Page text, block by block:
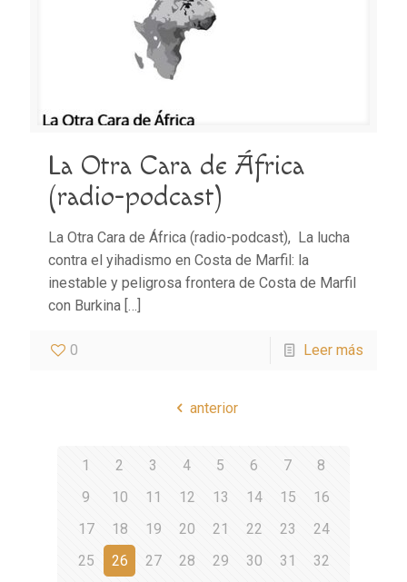
La Otra Cara de África
(radio-podcast)
La Otra Cara de África (radio-podcast), La lucha
contra el yihadismo en Costa de Marfil: la
inestable y peligrosa frontera de Costa de Marfil
con Burkina […]
0 Leer más
anterior
1 2 3 4 5 6 7
8
9
10 11 12 13 14 15
16
17
18 19 20 21 22 23
24
25
26 27 28 29 30 31
32